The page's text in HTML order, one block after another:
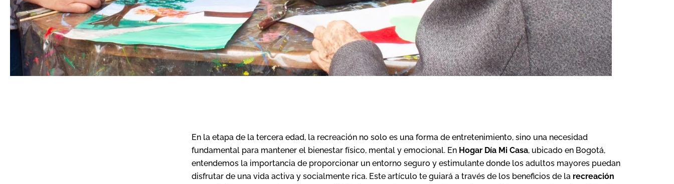
En la etapa de la tercera edad, la recreación no solo es una forma de entretenimiento, sino una necesidad
fundamental para mantener el bienestar físico, mental y emocional. En Hogar Día Mi Casa, ubicado en Bogotá,
entendemos la importancia de proporcionar un entorno seguro y estimulante donde los adultos mayores puedan
disfrutar de una vida activa y socialmente rica. Este artículo te guiará a través de los beneficios de la recreación